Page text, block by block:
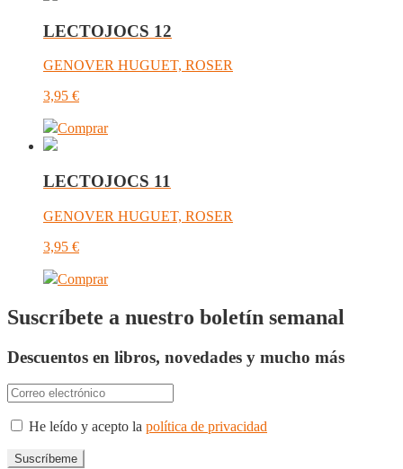
LECTOJOCS 12
GENOVER HUGUET, ROSER
3,95 €
Comprar
LECTOJOCS 11
GENOVER HUGUET, ROSER
3,95 €
Comprar
Suscríbete a nuestro boletín semanal
Descuentos en libros, novedades y mucho más
He leído y acepto la política de privacidad